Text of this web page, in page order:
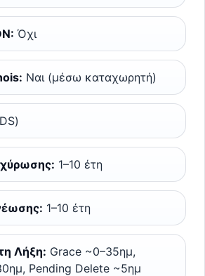
Όχι
Ναι (μέσω καταχωρητή)
1–10 έτη
1–10 έτη
Λήξη: Grace ~0–35ημ,
Pending Delete ~5ημ